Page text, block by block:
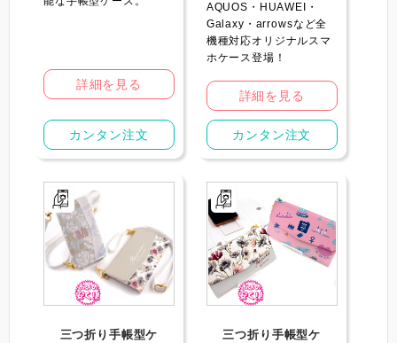
詳細を見る
カンタン注文
AQUOS・HUAWEI・
Galaxy・arrowsなど全
機種対応オリジナルスマ
ホケース登場！
詳細を見る
カンタン注文
三つ折り手帳型ケ
三つ折り手帳型ケ